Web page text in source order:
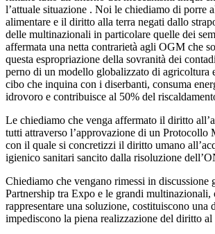
l’attuale situazione . Noi le chiediamo di porre
alimentare e il diritto alla terra negati dallo
delle multinazionali in particolare quelle dei
affermata una netta contrarietà agli OGM che
questa espropriazione della sovranità dei
perno di un modello globalizzato di agricoltura
cibo che inquina con i diserbanti, consuma
idrovoro e contribuisce al 50% del
Le chiediamo che venga affermato il diritto
tutti attraverso l’approvazione di un Protocollo
con il quale si concretizzi il diritto umano
igienico sanitari sancito dalla risoluzione
Chiediamo che vengano rimessi in discussione
Partnership tra Expo e le grandi multinazionali,
rappresentare una soluzione, costituiscono una
impediscono la piena realizzazione del diritto al